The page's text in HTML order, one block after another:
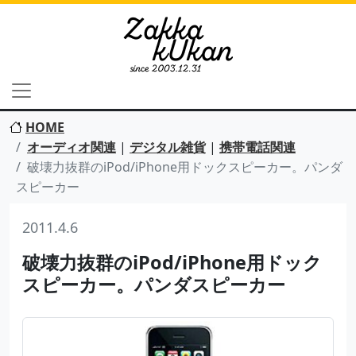
HOME
オーディオ関連 | デジタル雑貨| 携帯電話関連
破壊力抜群のiPod/iPhone用ドックスピーカー。パンダ
スピーカー
2011.4.6
破壊力抜群のiPod/iPhone用ドック
スピーカー。パンダスピーカー